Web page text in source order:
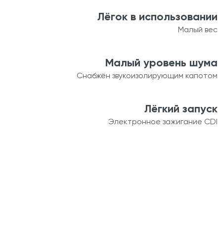
Лёгок в использовании
Малый вес
Малый уровень шума
Снабжён звукоизолирующим капотом
Лёгкий запуск
Электронное зажигание CDI